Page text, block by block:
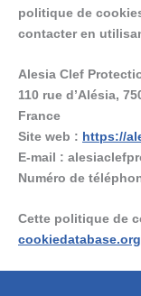
politique de
contacter en
Alesia Clef
110 rue d’Alésia,
France
Site web : https://
E-mail :
Numéro de
Cette politique de
cookiedatabase.org